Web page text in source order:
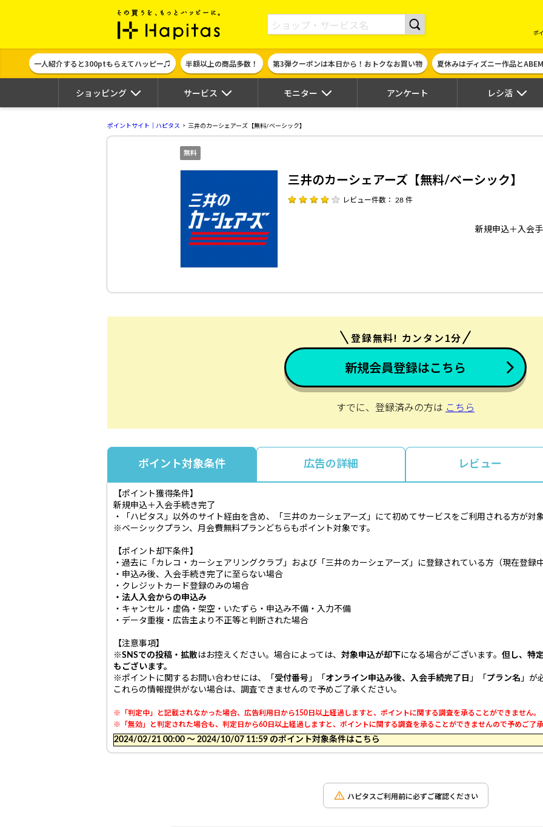
ポイント貯めて現金やギフト券に交換できるポイントサイト | ハピタス
ポ
一人紹介すると300ptもらえてハッピー♫ 半額以上の商品多数！ 第3弾クーポンは本日から！おトクなお買い物 夏休みはディズニー作品と
ショッピング サービス モニター アンケート レシ活
ポイントサイト｜ハピタス 三井のカーシェアーズ【無料/ベーシック】
無料
三井のカーシェアーズ【無料/ベーシック】
レビュー件数： 28 件
新規申込＋入会
登録無料! カンタン1分
新規会員登録はこちら
すでに、登録済みの方は こちら
ポイント対象条件 広告の詳細 レビュー
【ポイント獲得条件】
新規申込＋入会手続き完了
・「ハピタス」以外のサイト経由を含め、「三井のカーシェアーズ」にて初めてサービスをご利用される方が対
※ベーシックプラン、月会費無料プランどちらもポイント対象です。
【ポイント却下条件】
・過去に「カレコ・カーシェアリングクラブ」および「三井のカーシェアーズ」に登録されている方（現在登録
・申込み後、入会手続き完了に至らない場合
・クレジットカード登録のみの場合
・法人入会からの申込み
・キャンセル・虚偽・架空・いたずら・申込み不備・入力不備
・データ重複・広告主より不正等と判断された場合
【注意事項】
※SNSでの投稿・拡散はお控えください。場合によっては、 対象申込が却下 になる場合がございます。 但し、特
もございます。
※ポイントに関するお問い合わせには、「 受付番号 」「 オンライン申込み後、入会手続完了日 」「 プラン名 」が
これらの情報提供がない場合は、調査できませんので予めご了承ください。
※「判定中」と記載されなかった場合、広告利用日から150日以上経過しますと、ポイントに関する調査を承ることができません。
※「無効」と判定された場合も、判定日から60日以上経過しますと、ポイントに関する調査を承ることができませんので予めご了
2024/02/21 00:00 〜 2024/10/07 11:59 のポイント対象条件はこちら
ハピタスご利用前に必ずご確認ください